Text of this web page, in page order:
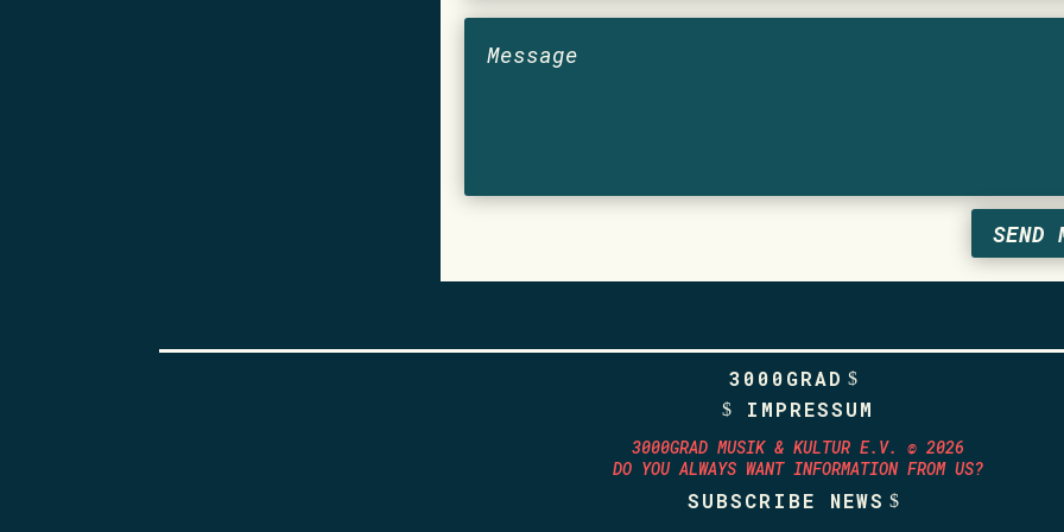
SEND
3000GRAD
IMPRESSUM
3000GRAD MUSIK & KULTUR E.V. © 2026
DO YOU ALWAYS WANT INFORMATION FROM US?
SUBSCRIBE NEWS